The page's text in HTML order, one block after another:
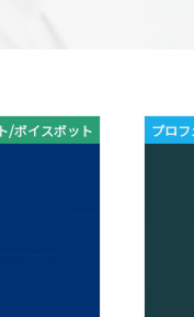
/ボイスボット プロ